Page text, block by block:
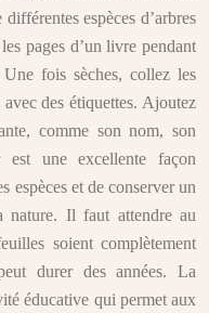
espèces d’arbres
pages d’un livre pendant
fois sèches, collez les
des étiquettes. Ajoutez
comme son nom, son
est une excellente façon
espèces et de conserver un
nature. Il faut attendre au
soient complètement
durer des années. La
éducative qui permet aux